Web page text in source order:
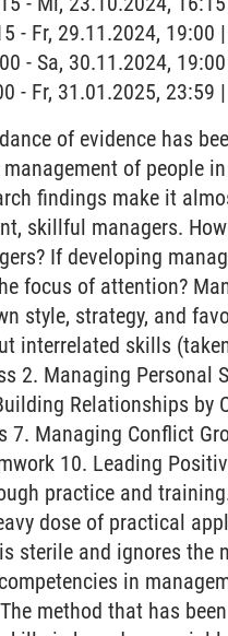
- Fr, 29.11.2024, 19:00
- Sa, 30.11.2024,
- Fr, 31.01.2025,
of evidence has
of people
findings make it
skillful managers.
If developing
focus of attention?
style, strategy, and
interrelated skills
2. Managing
Relationships by
7. Managing Conflict
10. Leading
practice and
dose of practical
sterile and ignores
in
method that has